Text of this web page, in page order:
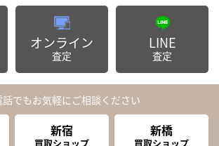
オンライン
査定
LINE
査定
話でもお気軽にご相談ください
新宿
買取ショップ
新橋
買取ショップ